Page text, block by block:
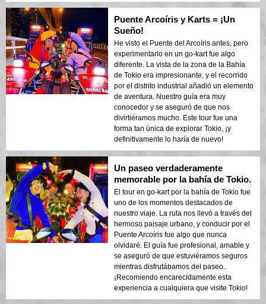
Puente Arcoíris y Karts = ¡Un
Sueño!
He visto el Puente del Arcoíris antes, pero
experimentarlo en un go-kart fue algo
diferente. La vista de la zona de la Bahía
de Tokio era impresionante, y el recorrido
por el distrito industrial añadió un elemento
de aventura. Nuestro guía era muy
conocedor y se aseguró de que nos
divirtiéramos mucho. Este tour fue una
forma tan única de explorar Tokio, ¡y
definitivamente lo haría de nuevo!
Un paseo verdaderamente
memorable por la bahía de Tokio.
El tour en go-kart por la bahía de Tokio fue
uno de los momentos destacados de
nuestro viaje. La ruta nos llevó a través del
hermoso paisaje urbano, y conducir por el
Puente Arcoíris fue algo que nunca
olvidaré. El guía fue profesional, amable y
se aseguró de que estuviéramos seguros
mientras disfrutábamos del paseo.
¡Recomiendo encarecidamente esta
experiencia a cualquiera que visite Tokio!